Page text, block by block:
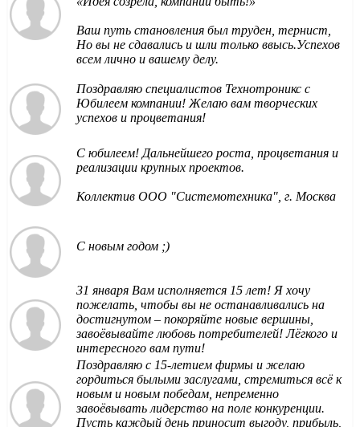
Ваш путь становления был труден, тернист,
Но вы не сдавались и шли только ввысь.Успехов
всем лично и вашему делу.
Поздравляю специалистов Технотроникс с
Юбилеем компании! Желаю вам творческих
успехов и процветания!
С юбилеем! Дальнейшего роста, процветания и
реализации крупных проектов.
Коллектив ООО "Системотехника", г. Москва
С новым годом ;)
31 января Вам исполняется 15 лет! Я хочу
пожелать, чтобы вы не останавливались на
достигнутом – покоряйте новые вершины,
завоёвывайте любовь потребителей! Лёгкого и
интересного вам пути!
Поздравляю с 15-летием фирмы и желаю
гордиться былыми заслугами, стремиться всё к
новым и новым победам, непременно
завоёвывать лидерство на поле конкуренции.
Пусть каждый день приносит выгоду, прибыль,